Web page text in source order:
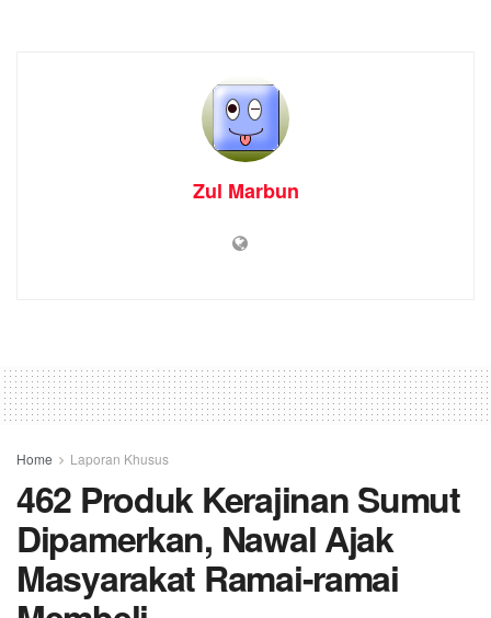
Zul Marbun
Home Laporan Khusus
462 Produk Kerajinan Sumut
Dipamerkan, Nawal Ajak
Masyarakat Ramai-ramai